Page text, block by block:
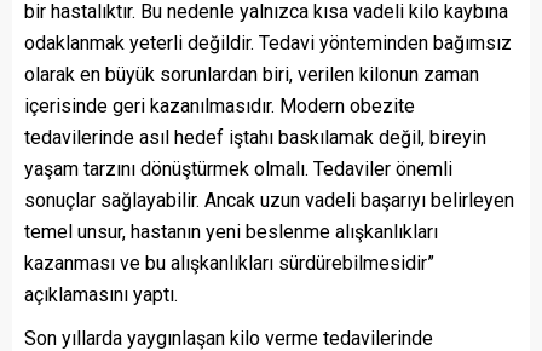
bir hastalıktır. Bu nedenle yalnızca kısa vadeli kilo kaybına
odaklanmak yeterli değildir. Tedavi yönteminden bağımsız
olarak en büyük sorunlardan biri, verilen kilonun zaman
içerisinde geri kazanılmasıdır. Modern obezite
tedavilerinde asıl hedef iştahı baskılamak değil, bireyin
yaşam tarzını dönüştürmek olmalı. Tedaviler önemli
sonuçlar sağlayabilir. Ancak uzun vadeli başarıyı belirleyen
temel unsur, hastanın yeni beslenme alışkanlıkları
kazanması ve bu alışkanlıkları sürdürebilmesidir”
açıklamasını yaptı.
Son yıllarda yaygınlaşan kilo verme tedavilerinde